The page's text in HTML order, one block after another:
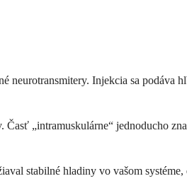
Injekcia sa podáva
„intramuskulárne“ jednoducho
stabilné hladiny vo vašom